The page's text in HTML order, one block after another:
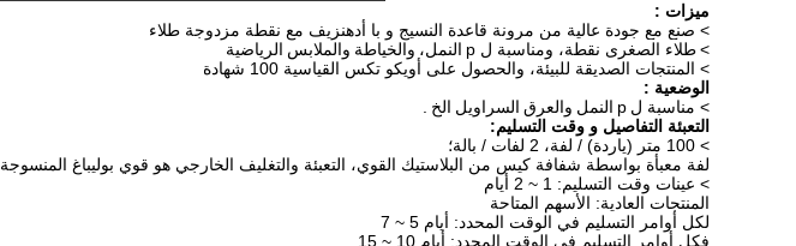
ميزات :
> صنع مع جودة عالية من مرونة قاعدة النسيج و با أدهنزيف مع نقطة مزدوجة طلاء
>طلاء الصغرى نقطة، ومناسبة ل p
النمل، والخياطة والملابس الرياضية
> المنتجات الصديقة للبيئة، والحصول على أويكو تكس القياسية 100 شهادة
الوضعية :
> مناسبة ل p النمل والعرق السراويل الخ
التعبئة التفاصيل و وقت التسليم:
> 100 متر (ياردة) / لفة، 2 لفات / بالة؛
لفة معبأة بواسطة شفافة كيس من البلاستيك القوي، التعبئة والتغليف الخارجي هو قوي بوليباغ المنسوجة
> عينات وقت التسليم: 1 ~ 2 أيام
المنتجات العادية: الأسهم المتاحة
لكل أوامر التسليم في الوقت المحدد: أيام 5 ~ 7
فكل أوامر التسليم في الوقت المحدد: أيام 10 ~ 15